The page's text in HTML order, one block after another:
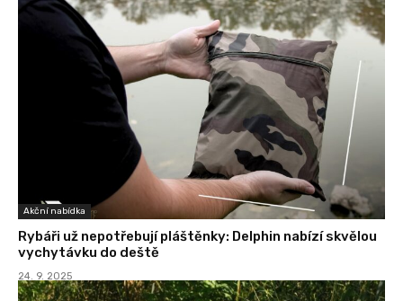
Akční nabídka
Rybáři už nepotřebují pláštěnky: Delphin nabízí skvělou
vychytávku do deště
24. 9. 2025